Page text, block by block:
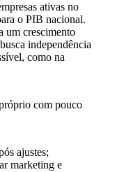
ativas no
o PIB nacional.
um crescimento
independência
como na
com pouco
ajustes;
marketing e